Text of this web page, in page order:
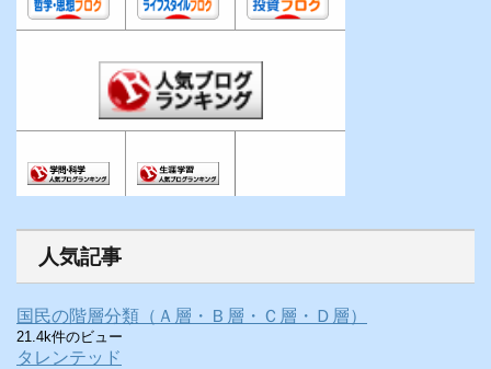
人気記事
国民の階層分類（Ａ層・Ｂ層・Ｃ層・Ｄ層）
21.4k件のビュー
タレンテッド